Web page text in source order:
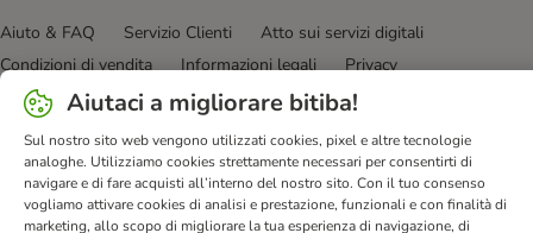
Aiuto & FAQ Servizio Clienti
Atto sui servizi digitali
Condizioni di vendita
Informazioni legali
Privacy
Newsletter
Spese e tempi di consegna
Metodi di Pagamento
Modulo tipo di recesso
Disposizioni ambientali & smaltimento
Opt-out
Programma fedeltà
Sconti & Vantaggi
Dichiarazione di accessibilità
Aiutaci a migliorare bitiba!
Sul nostro sito web vengono utilizzati cookies, pixel e altre tecnologie
analoghe. Utilizziamo cookies strettamente necessari per consentirti di
navigare e di fare acquisti all’interno del nostro sito. Con il tuo consenso
vogliamo attivare cookies di analisi e prestazione, funzionali e con finalità di
marketing, allo scopo di migliorare la tua esperienza di navigazione, di